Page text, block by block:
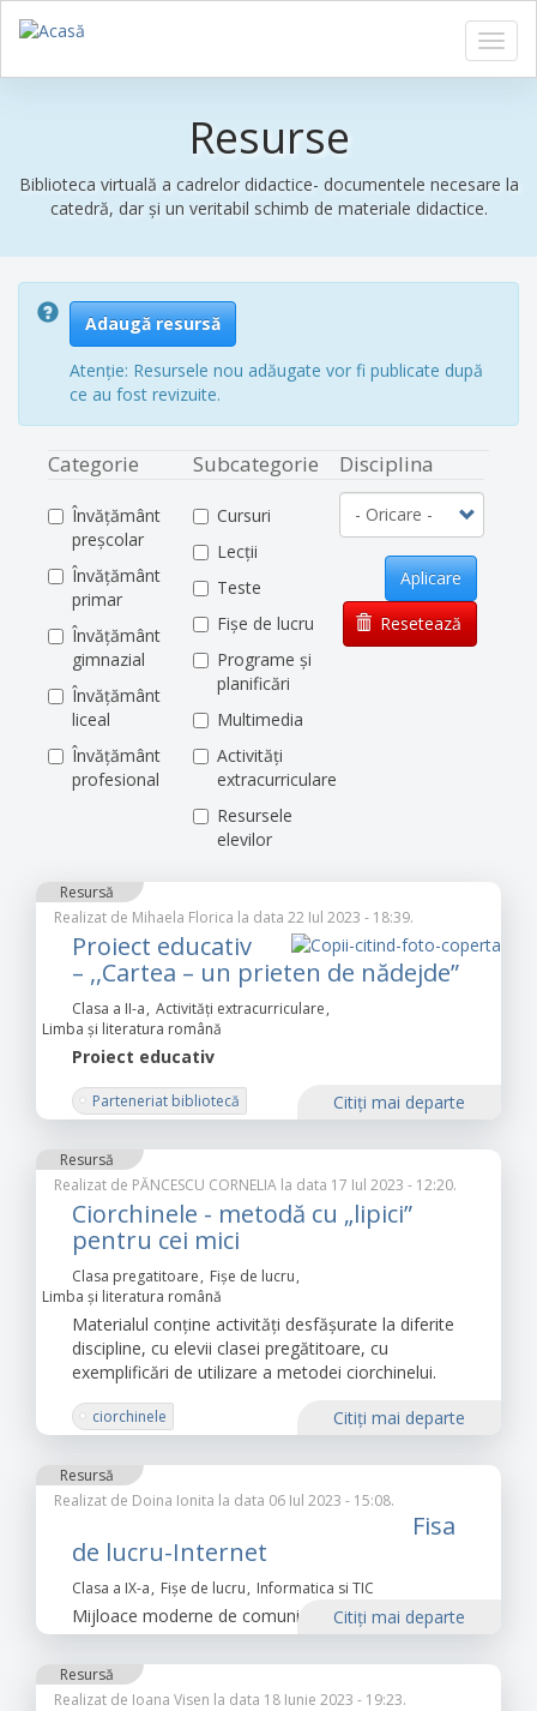
Sari
Resurse
Biblioteca virtuală a cadrelor didactice- documentele necesare la
catedră, dar și un veritabil schimb de materiale didactice.
Adaugă resursă
Atenție: Resursele nou adăugate vor fi publicate după
ce au fost revizuite.
Categorie
Învățământ
preșcolar
Învățământ
primar
Învățământ
gimnazial
Învățământ
liceal
Învățământ
profesional
Subcategorie
Cursuri
Lecții
Teste
Fișe de lucru
Programe și
planificări
Multimedia
Activități
extracurriculare
Resursele
elevilor
Disciplina
Aplicare
Resetează
Resursă
Realizat de Mihaela Florica la data 22 Iul 2023 - 18:39.
Proiect educativ
– ,,Cartea – un prieten de nădejde”
Clasa a II-a Activități extracurriculare
Limba şi literatura română
Proiect educativ
Parteneriat bibliotecă Citiţi mai departe
Resursă
Realizat de PĂNCESCU CORNELIA la data 17 Iul 2023 - 12:20.
Ciorchinele - metodă cu „lipici”
pentru cei mici
Clasa pregatitoare
Fișe de lucru
Limba şi literatura română
Materialul conține activități desfășurate la diferite
discipline, cu elevii clasei pregătitoare, cu
exemplificări de utilizare a metodei ciorchinelui.
ciorchinele Citiţi mai departe
Resursă
Realizat de Doina Ionita la data 06 Iul 2023 - 15:08.
Fisa
de lucru-Internet
Clasa a IX-a Fișe de lucru Informatica si TIC
Mijloace moderne de comunicare: Internetul
Citiţi mai departe
Resursă
Realizat de Ioana Visen la data 18 Iunie 2023 - 19:23.